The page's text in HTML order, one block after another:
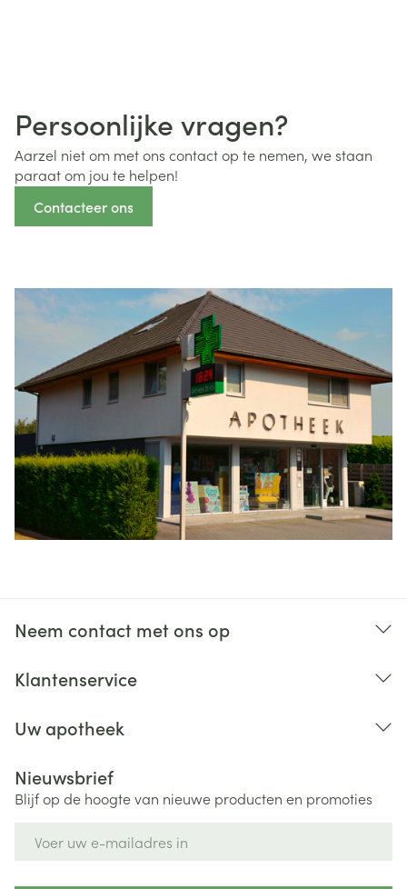
Persoonlijke vragen?
Aarzel niet om met ons contact op te nemen, we staan
paraat om jou te helpen!
Contacteer ons
Neem contact met ons op
Klantenservice
Uw apotheek
Nieuwsbrief
Blijf op de hoogte van nieuwe producten en promoties